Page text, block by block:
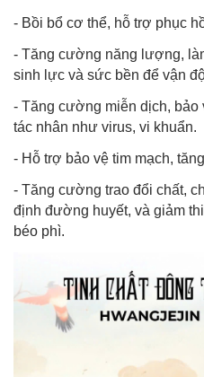
- Bồi bổ cơ thể, hỗ trợ phục
- Tăng cường năng lượng,
sinh lực và sức bền để vận
- Tăng cường miễn dịch,
tác nhân như virus, vi khuẩn.
- Hỗ trợ bảo vệ tim mạch,
- Tăng cường trao đổi chất,
định đường huyết, và giảm
béo phì.